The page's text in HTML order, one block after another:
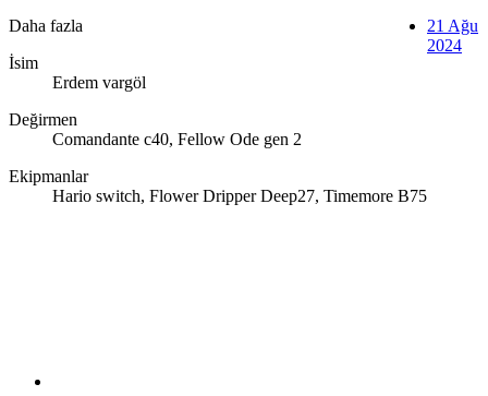
Daha fazla
İsim
Erdem vargöl
Değirmen
Comandante c40, Fellow Ode gen 2
Ekipmanlar
Hario switch, Flower Dripper Deep27, Timemore B75
21 Ağu
2024